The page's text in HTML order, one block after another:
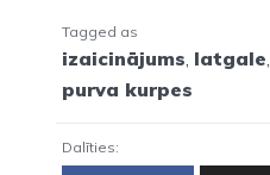
Tagged as
izaicinājums, latgale,
purva kurpes
Dalīties: